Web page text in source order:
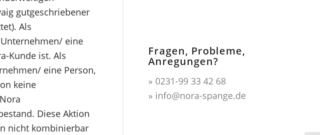
gutgeschriebener
Als
eine
Kunde ist. Als
eine Person,
keine
Diese Aktion
nicht kombinierbar
Fragen, Probleme,
Anregungen?
» 0231-99 33 42 68
» info@nora-spange.de